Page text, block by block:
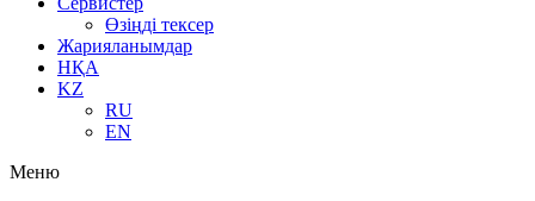
Өзіңді тексер
Жарияланымдар
НҚА
KZ
RU
EN
Меню